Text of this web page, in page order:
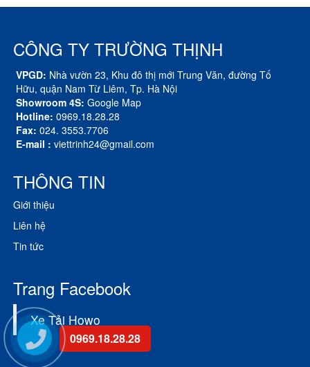
CÔNG TY TRƯỜNG THỊNH
VPGD: Nhà vườn 23, Khu đô thị mới Trung Văn, đường Tố
Hữu, quận Nam Từ Liêm, Tp. Hà Nội
Showroom 4S: Google Map
Hotline: 0969.18.28.28
Fax: 024. 3553.7706
E-mail : viettrinh24@gmail.com
THÔNG TIN
Giới thiệu
Liên hệ
Tin tức
Trang Facebook
Xe Tải Howo
0969.18.28.28